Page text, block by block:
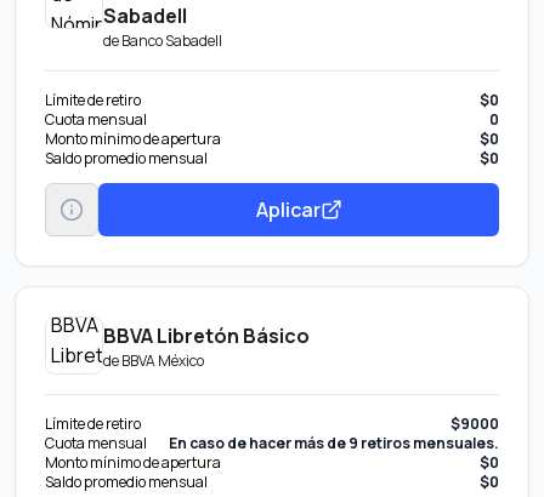
Sabadell
deBanco Sabadell
Límite de retiro
$0
Cuota mensual
0
Monto mínimo de apertura
$0
Saldo promedio mensual
$0
Aplicar
BBVA Libretón Básico
deBBVA México
Límite de retiro
$9000
Cuota mensual
En caso de hacer más de 9 retiros mensuales.
Monto mínimo de apertura
$0
Saldo promedio mensual
$0